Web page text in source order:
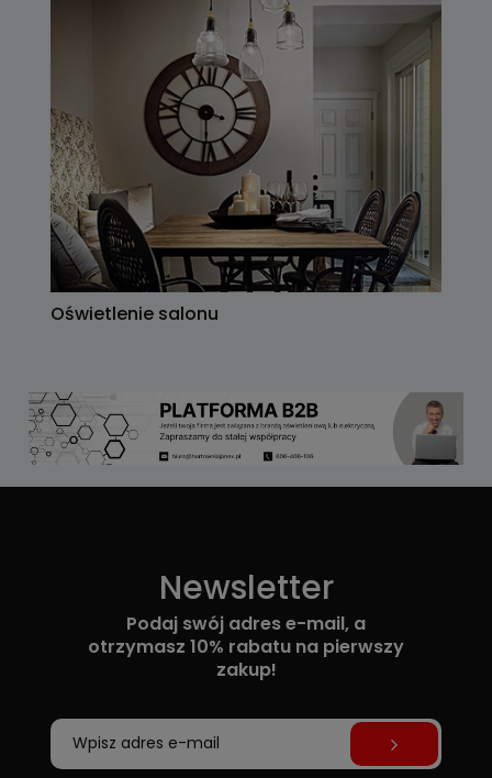
Oświetlenie salonu
Newsletter
Podaj swój adres e-mail, a
otrzymasz 10% rabatu na pierwszy
zakup!